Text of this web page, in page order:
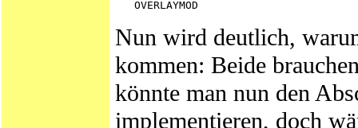
Nun wird deutlich,
kommen: Beide
könnte man nun den
implementieren, doch